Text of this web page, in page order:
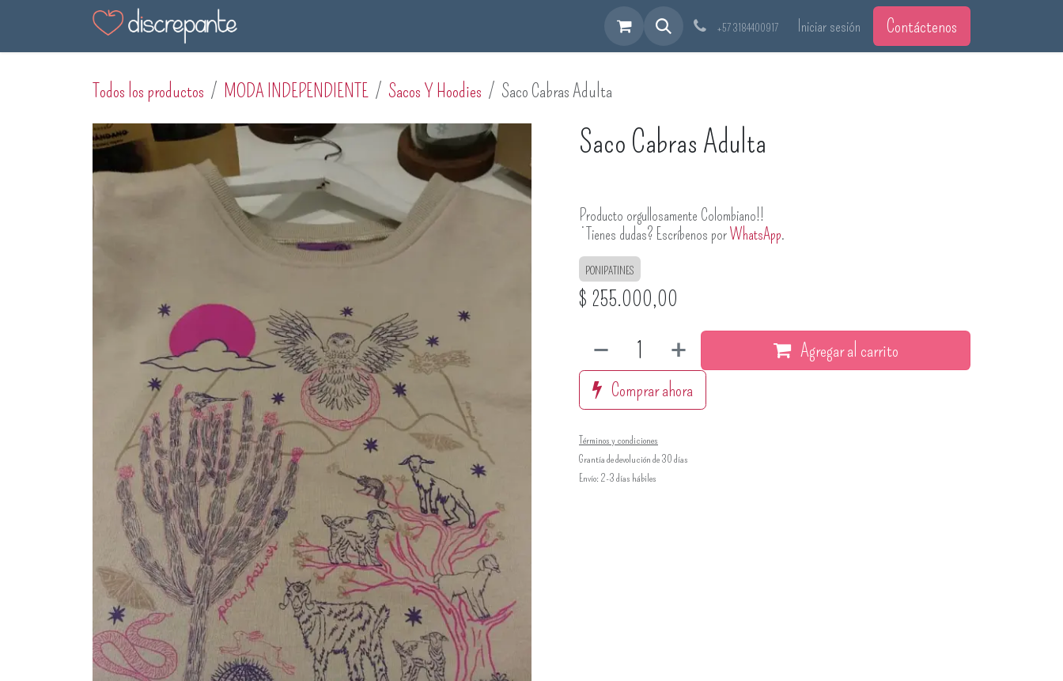
+57 3184400917 Iniciar sesión Contáctenos
Todos los productos MODA INDEPENDIENTE Sacos Y Hoodies Saco Cabras Adulta
Saco Cabras Adulta
Producto orgullosamente Colombiano!!
¿Tienes dudas? Escríbenos porWhatsApp.
PONIPATINES
$ 255.000,00
Agregar al carrito
Comprar ahora
Términos y condiciones
Grantía de devolución de 30 días
Envío: 2-3 días hábiles